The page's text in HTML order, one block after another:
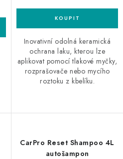
Inovativní odolná keramická
ochrana laku, kterou lze
aplikovat pomocí tlakové myčky,
rozprašovače nebo mycího
roztoku z kbelíku.
CarPro Reset Shampoo 4L
autošampon